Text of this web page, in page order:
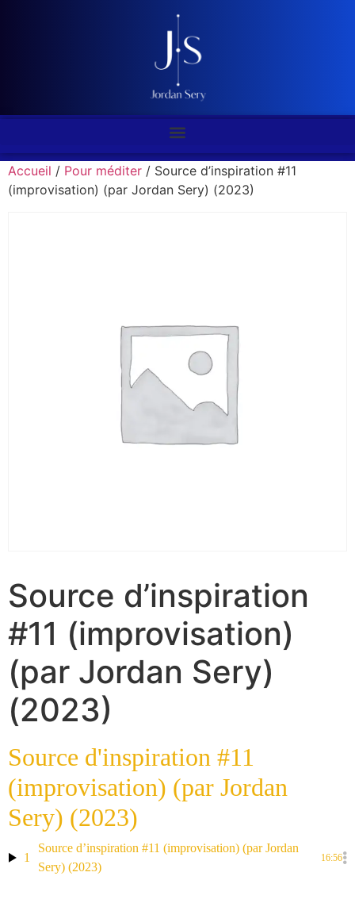
Accueil / Pour méditer / Source d’inspiration #11
(improvisation) (par Jordan Sery) (2023)
Source d’inspiration
#11 (improvisation)
(par Jordan Sery)
(2023)
Source d'inspiration #11
(improvisation) (par Jordan
Sery) (2023)
1
Source d’inspiration #11 (improvisation) (par Jordan
Sery) (2023)
16:56